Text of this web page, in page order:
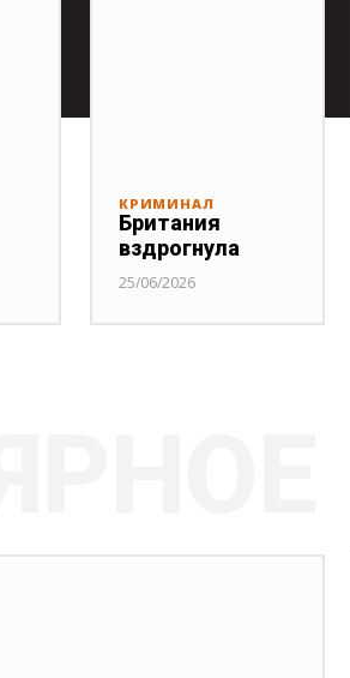
КРИМИНАЛ
Британия
вздрогнула
25/06/2026